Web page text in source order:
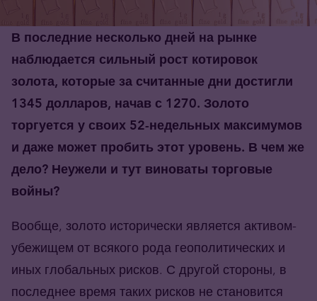
В последние несколько дней на рынке
наблюдается сильный рост котировок
золота, которые за считанные дни достигли
1345 долларов, начав с 1270. Золото
торгуется у своих 52-недельных максимумов
и даже может пробить этот уровень. В чем же
дело? Неужели и тут виноваты торговые
войны?
Вообще, золото исторически является активом-
убежищем от всякого рода геополитических и
иных глобальных рисков. С другой стороны, в
последнее время таких рисков не становится